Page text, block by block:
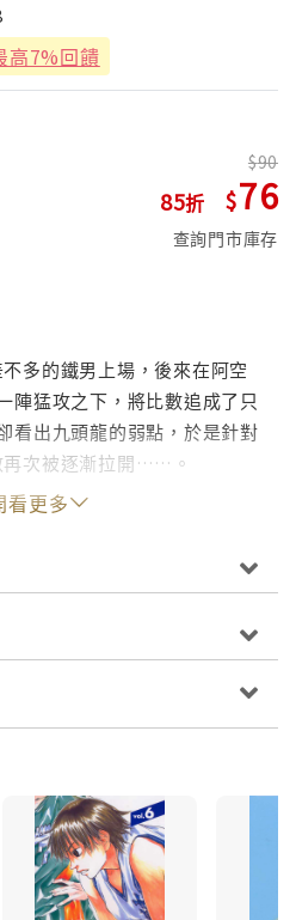
高7%回饋
85
90
76
查詢門市庫存
多的鐵男上場，後來在阿空
陣猛攻之下，將比數追成了只
看出九頭龍的弱點，於是針對
再次被逐漸拉開……。
看更多